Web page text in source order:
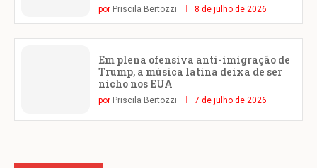
por Priscila Bertozzi 8 de julho de 2026
Em plena ofensiva anti-imigração de
Trump, a música latina deixa de ser
nicho nos EUA
por Priscila Bertozzi 7 de julho de 2026